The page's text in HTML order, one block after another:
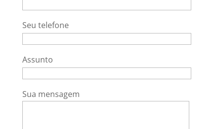
Seu telefone
Assunto
Sua mensagem